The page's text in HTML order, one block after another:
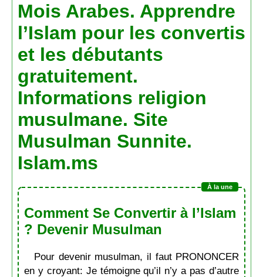
Mois Arabes. Apprendre
l’Islam pour les convertis
et les débutants
gratuitement.
Informations religion
musulmane. Site
Musulman Sunnite.
Islam.ms
Comment Se Convertir à l’Islam
? Devenir Musulman
Pour devenir musulman, il faut PRONONCER
en y croyant: Je témoigne qu’il n’y a pas d’autre